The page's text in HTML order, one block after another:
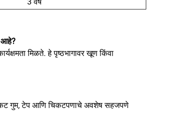
आहे?
मिळते. हे पृष्ठभागावर खूण किंवा
गुम, टेप आणि चिकटपणाचे अवशेष सहजपणे